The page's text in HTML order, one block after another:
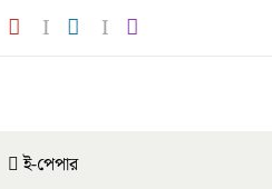
ই-পেপার